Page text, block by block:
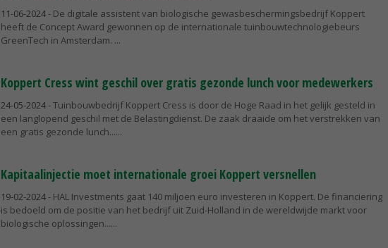
11-06-2024- De digitale assistent van biologische gewasbeschermingsbedrijf Koppert
heeft de Concept Award gewonnen op de internationale tuinbouwtechnologiebeurs
GreenTech in Amsterdam.
Koppert Cress wint geschil over gratis gezonde lunch voor medewerkers
24-05-2024- Tuinbouwbedrijf Koppert Cress is door de Hoge Raad in het gelijk gesteld in
een langlopend geschil met de Belastingdienst. De zaak draaide om het verstrekken van
een gratis gezonde lunch...
Kapitaalinjectie moet internationale groei Koppert versnellen
19-02-2024- HAL Investments gaat 140 miljoen euro investeren in Koppert. De financiering
is bedoeld om de positie van het bedrijf uit Zuid-Holland in de wereldwijde markt voor
biologische oplossingen...